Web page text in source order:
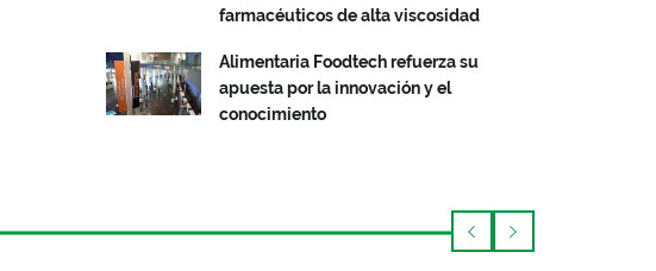
farmacéuticos de alta viscosidad
Alimentaria Foodtech refuerza su
apuesta por la innovación y el
conocimiento